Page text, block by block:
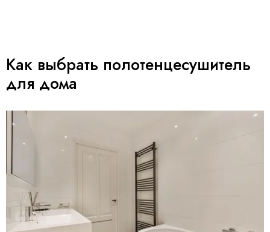
Как выбрать полотенцесушитель
для дома